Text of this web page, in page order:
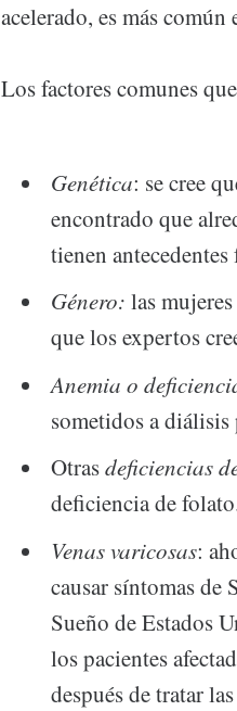
acelerado, es más
Los factores comunes
Genética: se cree
encontrado que
tienen
Género: las
que los expertos
Anemia o
sometidos a diálisis
Otrasdeficiencias
deficiencia de
Venas varicosas:
causar síntomas de
Sueño de Estados
los pacientes
después de tratar